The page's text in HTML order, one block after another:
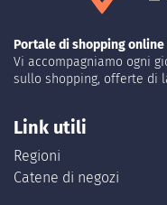
Portale di shopping
Vi accompagniamo ogni
sullo shopping, offerte di
Link utili
Regioni
Catene di negozi